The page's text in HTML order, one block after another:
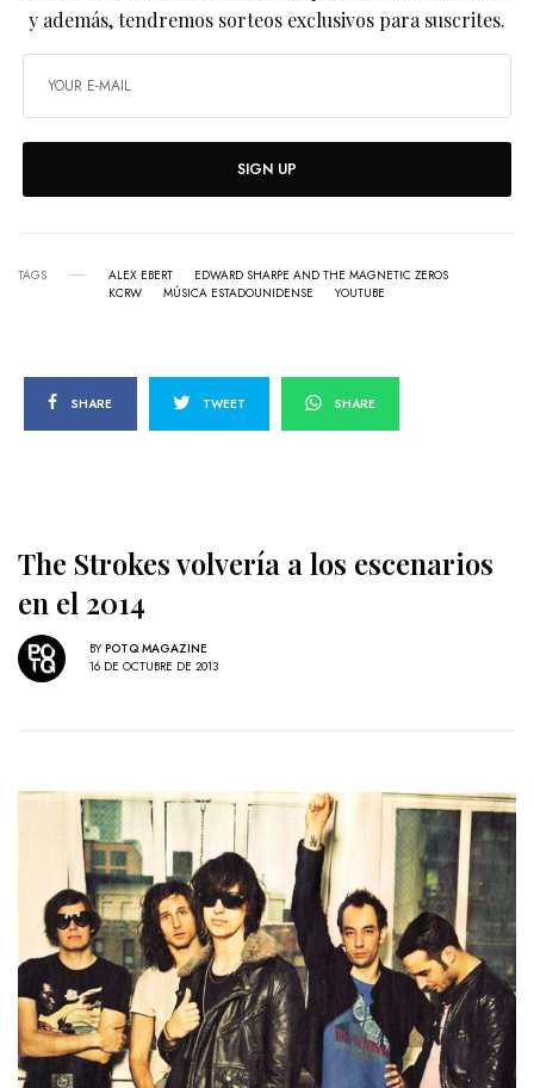
y además, tendremos sorteos exclusivos para suscrites.
SIGN UP
TAGS ALEX EBERT
EDWARD SHARPE AND THE MAGNETIC ZEROS
KCRW
MÚSICA ESTADOUNIDENSE YOUTUBE
SHARE TWEET SHARE
The Strokes volvería a los escenarios
en el 2014
BY POTQ MAGAZINE
16 DE OCTUBRE DE 2013